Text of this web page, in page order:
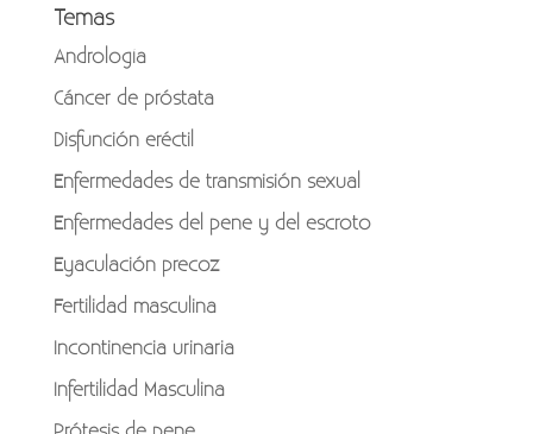
Temas
Andrología
Cáncer de próstata
Disfunción eréctil
Enfermedades de transmisión sexual
Enfermedades del pene y del escroto
Eyaculación precoz
Fertilidad masculina
Incontinencia urinaria
Infertilidad Masculina